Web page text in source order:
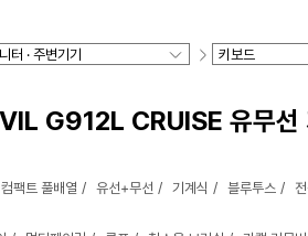
G912L CRUISE 유무선
컴팩트 풀배열 유선+무선 기계식 블루투스